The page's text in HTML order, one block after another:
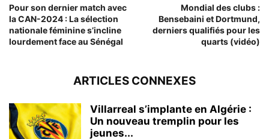
Pour son dernier match avec
la CAN-2024 : La sélection
nationale féminine s’incline
lourdement face au Sénégal
Mondial des clubs :
Bensebaini et Dortmund,
derniers qualifiés pour les
quarts (vidéo)
ARTICLES CONNEXES
Villarreal s’implante en Algérie :
Un nouveau tremplin pour les
jeunes...